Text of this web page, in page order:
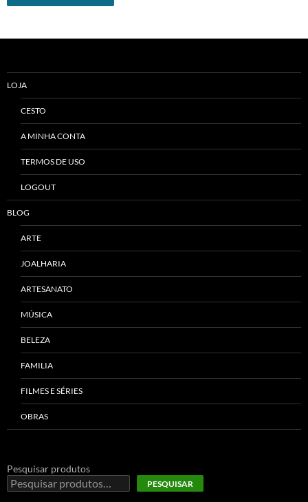
LOJA
CESTO
A MINHA CONTA
TERMOS DE USO
LOGOUT
BLOG
ARTE
JOALHARIA
ARTESANATO
MÚSICA
BELEZA
FAMILIA
FILMES E SÉRIES
OBRAS
Pesquisar produtos
PESQUISAR